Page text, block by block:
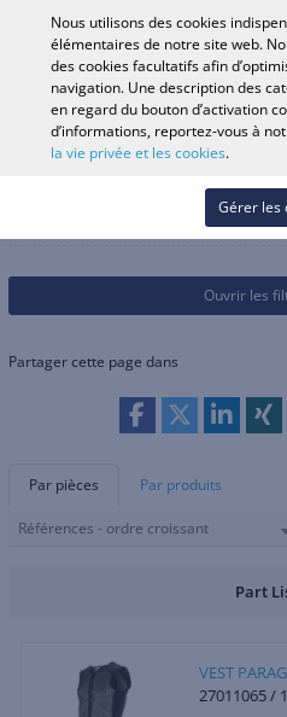
Recherche par véhicule
Rechercher dans
le magasin
Catégories
Ouvrir les
Partager cette page dans
Par pièces Par produits
Références - ordre croissant
Part
VEST
27011065 /
Nous utilisons des cookies
élémentaires de notre site web.
des cookies facultatifs afin
navigation. Une description des
en regard du bouton d’activation
d’informations, reportez-vous à
la vie privée et les cookies.
Gérer les